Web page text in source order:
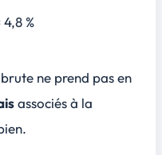
%
ne prend pas en
associés à la